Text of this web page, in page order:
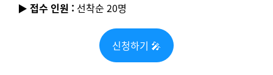
▶️ 접수 인원 : 선착순 20명
신청하기 🎤